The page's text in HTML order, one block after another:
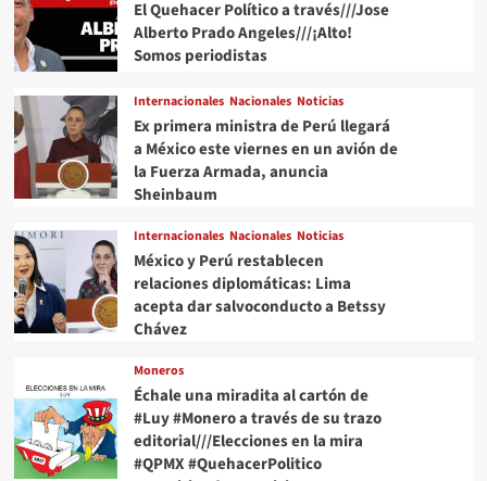
El Quehacer Político a través///Jose
Alberto Prado Angeles///¡Alto!
Somos periodistas
Internacionales Nacionales Noticias
Ex primera ministra de Perú llegará
a México este viernes en un avión de
la Fuerza Armada, anuncia
Sheinbaum
Internacionales Nacionales Noticias
México y Perú restablecen
relaciones diplomáticas: Lima
acepta dar salvoconducto a Betssy
Chávez
Moneros
Échale una miradita al cartón de
#Luy #Monero a través de su trazo
editorial///Elecciones en la mira
#QPMX #QuehacerPolitico